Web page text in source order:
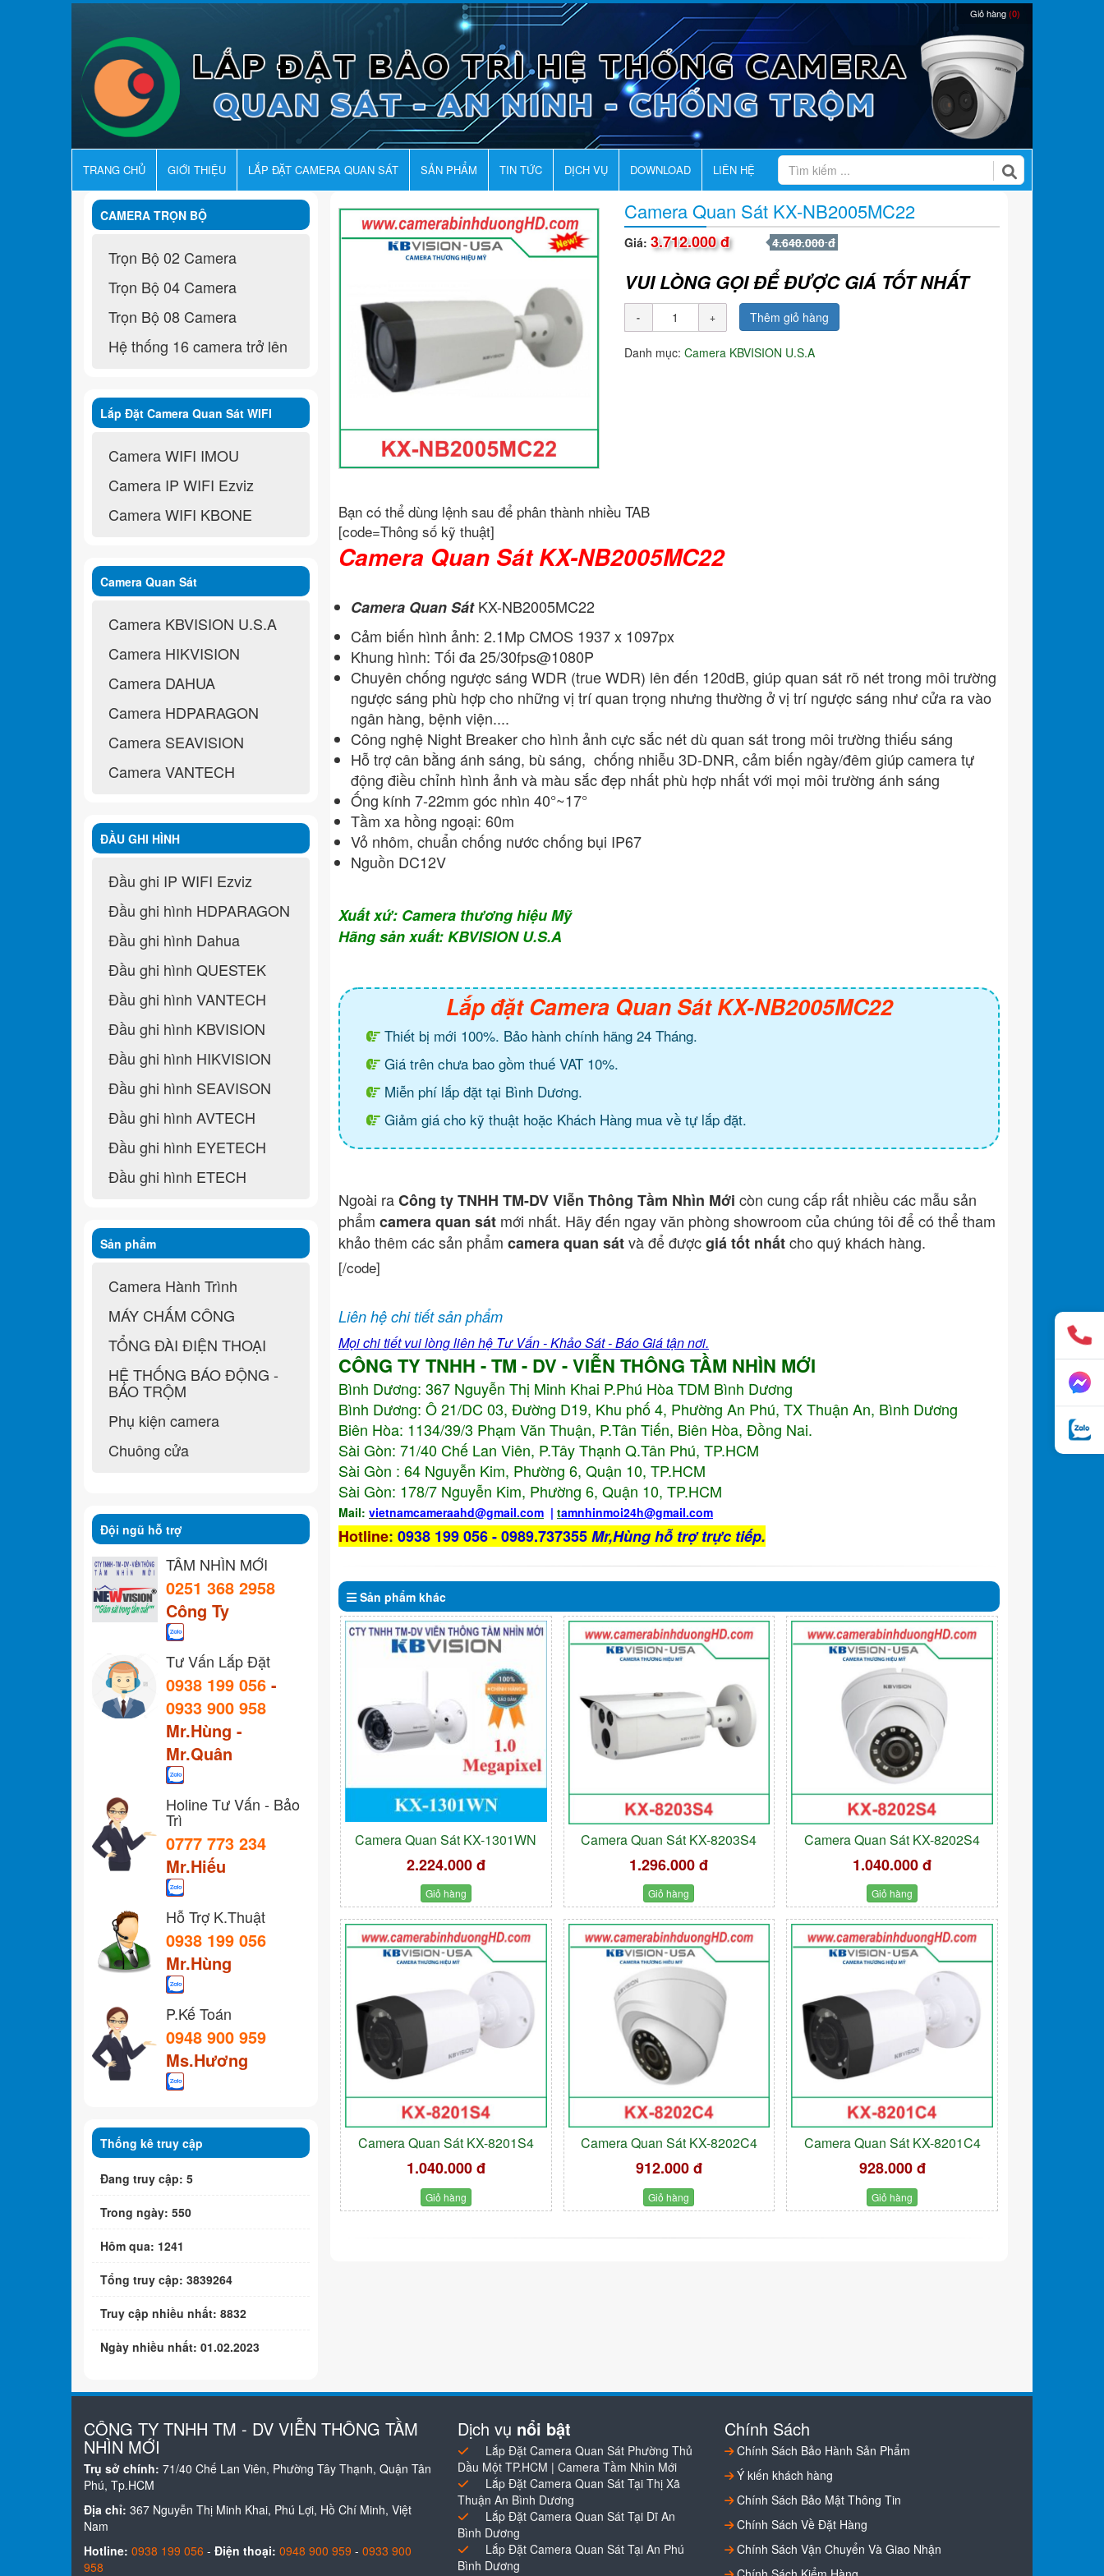
Giỏ hàng(0)
TRANG CHỦ GIỚI THIỆU LẮP ĐẶT CAMERA QUAN SÁT SẢN PHẨM TIN TỨC DỊCH VỤ DOWNLOAD LIÊN HỆ
Camera Quan Sát KX-NB2005MC22
Giá: 3.712.000 đ 4.640.000 đ
VUI LÒNG GỌI ĐỂ ĐƯỢC GIÁ TỐT NHẤT
Thêm giỏ hàng
Danh mục: Camera KBVISION U.S.A
Bạn có thể dùng lệnh sau để phân thành nhiều TAB
[code=Thông số kỹ thuật]
Camera Quan Sát KX-NB2005MC22
Camera Quan SátKX-NB2005MC22
Cảm biến hình ảnh: 2.1Mp CMOS 1937 x 1097px
Khung hình: Tối đa 25/30fps@1080P
Chuyên chống ngược sáng WDR (true WDR) lên đến 120dB, giúp quan sát rõ nét trong môi trường
ngược sáng phù hợp cho những vị trí quan trọng nhưng thường ở vị trí ngược sáng như cửa ra vào
ngân hàng, bệnh viện....
Công nghệ Night Breaker cho hình ảnh cực sắc nét dù quan sát trong môi trường thiếu sáng
Hỗ trợ cân bằng ánh sáng, bù sáng, chống nhiễu 3D-DNR, cảm biến ngày/đêm giúp camera tự
động điều chỉnh hình ảnh và màu sắc đẹp nhất phù hợp nhất với mọi môi trường ánh sáng
Ống kính 7-22mm góc nhìn 40°~17°
Tầm xa hồng ngoại: 60m
Vỏ nhôm, chuẩn chống nước chống bụi IP67
Nguồn DC12V
Xuất xứ: Camera thương hiệu Mỹ
Hãng sản xuất: KBVISION U.S.A
Lắp đặt Camera Quan Sát KX-NB2005MC22
Thiết bị mới 100%. Bảo hành chính hãng 24 Tháng.
Giá trên chưa bao gồm thuế VAT 10%.
Miễn phí lắp đặt tại Bình Dương.
Giảm giá cho kỹ thuật hoặc Khách Hàng mua về tự lắp đặt.
Ngoài raCông ty TNHH TM-DV Viễn Thông Tầm Nhìn Mới còn cung cấp rất nhiều các mẫu sản
phẩm camera quan sát mới nhất. Hãy đến ngay văn phòng showroom của chúng tôi để có thể tham
khảo thêm các sản phẩm camera quan sátvà để đượcgiá tốt nhấtcho quý khách hàng.
[/code]
Liên hệ chi tiết sản phẩm
Mọi chi tiết vui lòng liên hệ Tư Vấn - Khảo Sát - Báo Giá tận nơi.
CÔNG TY TNHH - TM - DV - VIỄN THÔNG TẦM NHÌN MỚI
Bình Dương: 367 Nguyễn Thị Minh Khai P.Phú Hòa TDM Bình Dương
Bình Dương: Ô 21/DC 03, Đường D19, Khu phố 4, Phường An Phú, TX Thuận An, Bình Dương
Biên Hòa: 1134/39/3 Phạm Văn Thuận, P.Tân Tiến, Biên Hòa, Đồng Nai.
Sài Gòn: 71/40 Chế Lan Viên, P.Tây Thạnh Q.Tân Phú, TP.HCM
Sài Gòn : 64 Nguyễn Kim, Phường 6, Quận 10, TP.HCM
Sài Gòn: 178/7 Nguyễn Kim, Phường 6, Quận 10, TP.HCM
Mail: vietnamcameraahd@gmail.com | tamnhinmoi24h@gmail.com
Hotline: 0938 199 056 - 0989.737355Mr,Hùng hỗ trợ trực tiếp.
Sản phẩm khác
Camera Quan Sát KX-1301WN
2.224.000 đ
Giỏ hàng
Camera Quan Sát KX-8203S4
1.296.000 đ
Giỏ hàng
Camera Quan Sát KX-8202S4
1.040.000 đ
Giỏ hàng
Camera Quan Sát KX-8201S4
1.040.000 đ
Giỏ hàng
Camera Quan Sát KX-8202C4
912.000 đ
Giỏ hàng
Camera Quan Sát KX-8201C4
928.000 đ
Giỏ hàng
CAMERA TRỌN BỘ
Trọn Bộ 02 Camera
Trọn Bộ 04 Camera
Trọn Bộ 08 Camera
Hệ thống 16 camera trở lên
Lắp Đặt Camera Quan Sát WIFI
Không Dây
Camera WIFI IMOU
Camera IP WIFI Ezviz
Camera WIFI KBONE
Camera Quan Sát
Camera KBVISION U.S.A
Camera HIKVISION
Camera DAHUA
Camera HDPARAGON
Camera SEAVISION
Camera VANTECH
ĐẦU GHI HÌNH
Đầu ghi IP WIFI Ezviz
Đầu ghi hình HDPARAGON
Đầu ghi hình Dahua
Đầu ghi hình QUESTEK
Đầu ghi hình VANTECH
Đầu ghi hình KBVISION
Đầu ghi hình HIKVISION
Đầu ghi hình SEAVISON
Đầu ghi hình AVTECH
Đầu ghi hình EYETECH
Đầu ghi hình ETECH
Sản phẩm
Camera Hành Trình
MÁY CHẤM CÔNG
TỔNG ĐÀI ĐIỆN THOẠI
HỆ THỐNG BÁO ĐỘNG -
BÁO TRỘM
Phụ kiện camera
Chuông cửa
Đội ngũ hỗ trợ
TẦM NHÌN MỚI
0251 368 2958
Công Ty
Tư Vấn Lắp Đặt
0938 199 056 -
0933 900 958
Mr.Hùng -
Mr.Quân
Holine Tư Vấn - Bảo
Trì
0777 773 234
Mr.Hiếu
Hỗ Trợ K.Thuật
0938 199 056
Mr.Hùng
P.Kế Toán
0948 900 959
Ms.Hương
Thống kê truy cập
Đang truy cập: 5
Trong ngày: 550
Hôm qua: 1241
Tổng truy cập: 3839264
Truy cập nhiều nhất: 8832
Ngày nhiều nhất: 01.02.2023
CÔNG TY TNHH TM - DV VIỄN THÔNG TẦM
NHÌN MỚI
Trụ sở chính: 71/40 Chế Lan Viên, Phường Tây Thạnh, Quận Tân
Phú, Tp.HCM
Địa chỉ: 367 Nguyễn Thị Minh Khai, Phú Lợi, Hồ Chí Minh, Việt
Nam
Hotline: 0938 199 056 - Điện thoại: 0948 900 959 - 0933 900
958
Dịch vụ nổi bật
Lắp Đặt Camera Quan Sát Phường Thủ
Dầu Một TP.HCM | Camera Tầm Nhìn Mới
Lắp Đặt Camera Quan Sát Tại Thị Xã
Thuận An Bình Dương
Lắp Đặt Camera Quan Sát Tại Dĩ An
Bình Dương
Lắp Đặt Camera Quan Sát Tại An Phú
Bình Dương
Chính Sách
Chính Sách Bảo Hành Sản Phẩm
Ý kiến khách hàng
Chính Sách Bảo Mật Thông Tin
Chính Sách Về Đặt Hàng
Chính Sách Vận Chuyển Và Giao Nhận